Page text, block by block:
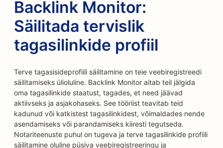
Backlink Monitor:
Säilitada tervislik
tagasilinkide profiil
Terve tagasisideprofiili säilitamine on teie veebiregistreedi
säilitamiseks ülioluline. Backlink Monitor aitab teil jälgida
oma tagasilinkide staatust, tagades, et need jäävad
aktiivseks ja asjakohaseks. See tööriist teavitab teid
kadunud või katkistest tagasilinkidest, võimaldades nende
asendamiseks või parandamiseks kiiresti tegutseda.
Notariteenuste puhul on tugeva ja terve tagasilinkide profiili
säilitamine oluline püsiva veebiregistreeringu ja